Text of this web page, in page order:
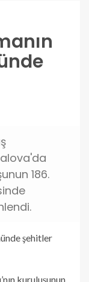
186.
şehitler
kuruluşunun